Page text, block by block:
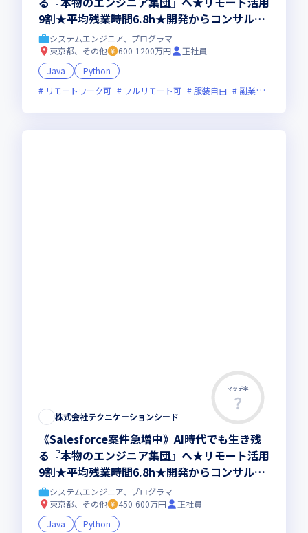
9割★平均残業時間6.8h★開発からコンサル領
域まで、一気通貫でキャリアを作りたいあなた
にオススメの環境です！
システムエンジニア、プログラマ
東京都、その他
600-1200万円
正社員
Java
Python
リモートワーク可
フルリモート可 服装自由 副業可
マッチ率
株式会社テクニケーションシード
《Salesforce案件急増中》AI時代でも生き残
る『本物のエンジニア集団』へ★リモート活用
9割★平均残業時間6.8h★開発からコンサル領
域まで、一気通貫でキャリアを作りたいあなた
にオススメの環境です！
システムエンジニア、プログラマ
東京都、その他
450-600万円
正社員
Java
Python